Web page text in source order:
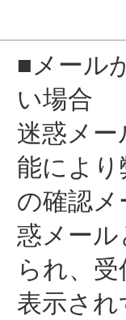
■メール
い場合
迷惑メー
能によ
の確認
惑メー
られ、
表示さ